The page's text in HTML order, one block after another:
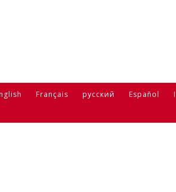
Français русский Español